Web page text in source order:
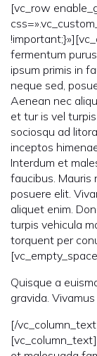
[vc_row
fermentum
ipsum primis in
neque sed,
Aenean nec
et tur is vel
sociosqu ad
inceptos
Interdum et
faucibus. Mauris
posuere elit.
aliquet enim.
turpis vehicula
torquent per
Quisque a
gravida.
[/